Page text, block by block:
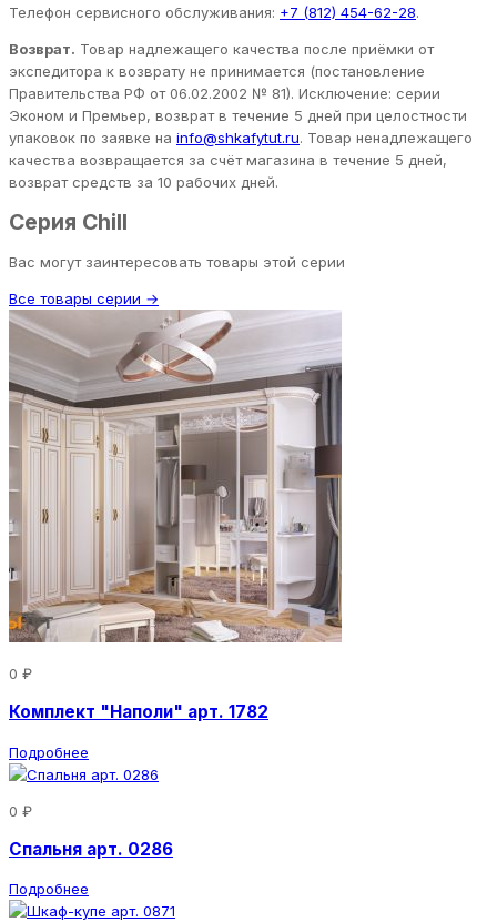
Телефон сервисного обслуживания: +7 (812) 454-62-28.
Возврат. Товар надлежащего качества после приёмки от
экспедитора к возврату не принимается (постановление
Правительства РФ от 06.02.2002 № 81). Исключение: серии
Эконом и Премьер, возврат в течение 5 дней при целостности
упаковок по заявке на info@shkafytut.ru. Товар ненадлежащего
качества возвращается за счёт магазина в течение 5 дней,
возврат средств за 10 рабочих дней.
Серия Chill
Вас могут заинтересовать товары этой серии
Все товары серии →
0 ₽
Комплект "Наполи" арт. 1782
Подробнее
0 ₽
Спальня арт. 0286
Подробнее